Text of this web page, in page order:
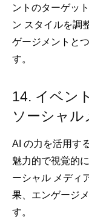
ントのターゲッ
ン スタイルを調
ゲージメントと
す。
14. イベン
ソーシャ
AI の力を活用す
魅力的で視覚的
ーシャル メディ
果、エンゲージ
す。